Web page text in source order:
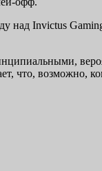
над Invictus
что, возможно,